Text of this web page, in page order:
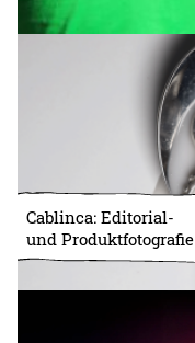
Cablinca: Editorial-
und Produktfotografie